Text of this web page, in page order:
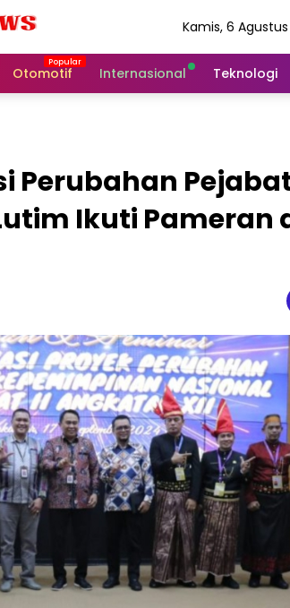
Kamis, 6
Otomotif Internasional Teknologi
Perubahan
Ikuti Pameran